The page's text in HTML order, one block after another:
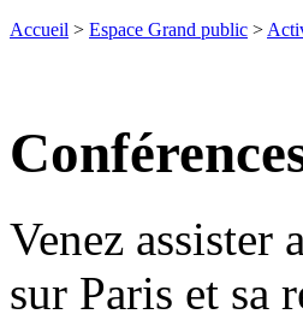
Accueil > Espace Grand public >
Venez assister
sur Paris et sa